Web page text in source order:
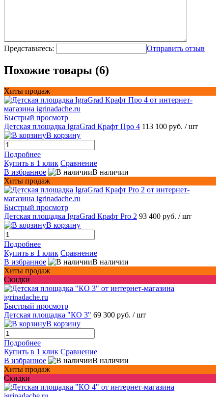
Представьтесь: Отправить отзыв
Похожие товары (6)
Хиты продаж
Быстрый просмотр
Детская площадка IgraGrad Крафт Про 4 113 100 руб. / шт
В корзину
Подробнее
Купить в 1 клик Сравнение
В избранное
В наличии
Хиты продаж
Быстрый просмотр
Детская площадка IgraGrad Крафт Pro 2 93 400 руб. / шт
В корзину
Подробнее
Купить в 1 клик Сравнение
В избранное
В наличии
Хиты продаж
Скидки
Быстрый просмотр
Детская площадка "КО 3" 69 300 руб. / шт
В корзину
Подробнее
Купить в 1 клик Сравнение
В избранное
В наличии
Хиты продаж
Скидки